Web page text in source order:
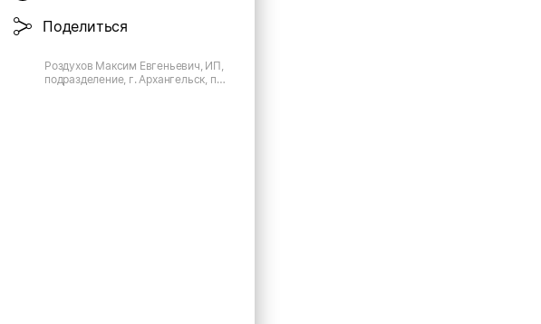
Поделиться
Роздухов Максим Евгеньевич, ИП,
подразделение, г. Архангельск, пр-